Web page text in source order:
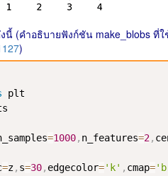
(คำอธิบายฟังก์ชัน make_blobs ที่ใ
)
=1000, n_features=2,
=z, s=30, edgecolor='k' , cmap=